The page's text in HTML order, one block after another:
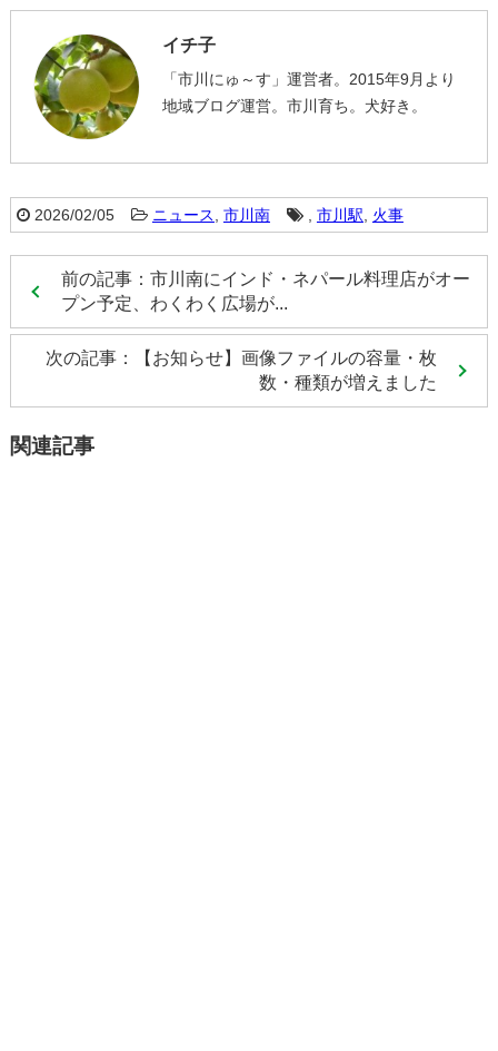
イチ子
「市川にゅ～す」運営者。2015年9月より
地域ブログ運営。市川育ち。犬好き。
2026/02/05 ニュース 市川南 , 市川駅 火事
前の記事：市川南にインド・ネパール料理店がオー
プン予定、わくわく広場が...
次の記事：【お知らせ】画像ファイルの容量・枚
数・種類が増えました
関連記事